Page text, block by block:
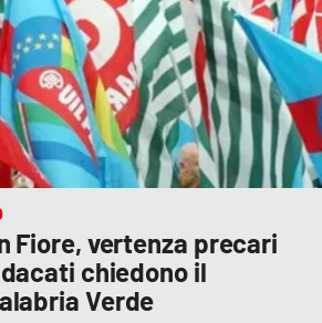
Fiore, vertenza precari
chiedono il
Verde